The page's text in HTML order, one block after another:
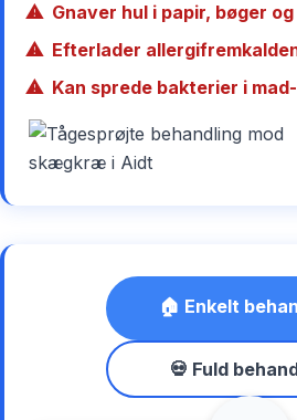
Gnaver hul i papir, bøger
Efterlader
Kan sprede bakterier i
🏠 Enkelt
💀 Fuld